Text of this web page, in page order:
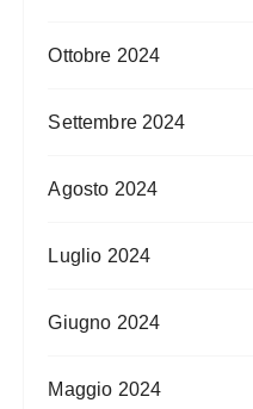
Ottobre 2024
Settembre 2024
Agosto 2024
Luglio 2024
Giugno 2024
Maggio 2024